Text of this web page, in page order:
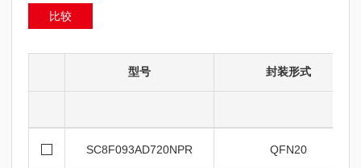
比较
型号 封装形式
SC8F093AD720NPR QFN20